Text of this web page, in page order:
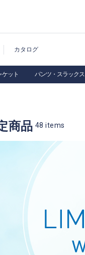
カタログ
ケット パンツ・スラックス
商品 48 items